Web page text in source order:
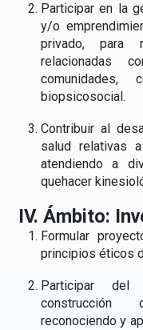
Participar en la
y/o
privado, para
relacionadas
biopsicosocial.
Contribuir al
salud relativas
atendiendo a
quehacer
IV. Ámbito:
Formular
principios éticos
Participar
construcción
reconociendo y